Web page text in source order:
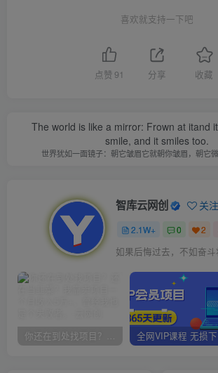
喜欢就支持一下吧
点赞 91 分享 收藏
The world is like a mirror: Frown at itand
smile, and it smiles too.
世界犹如一面镜子：朝它皱眉它就朝你皱眉，朝它
智库云网创 关注
2.1W+ 0 2
如果后悔过去，不如奋斗
你还在到处找项目？还在当韭菜？我靠卖项目一个月收入5万+，曾经我也是个失败者。